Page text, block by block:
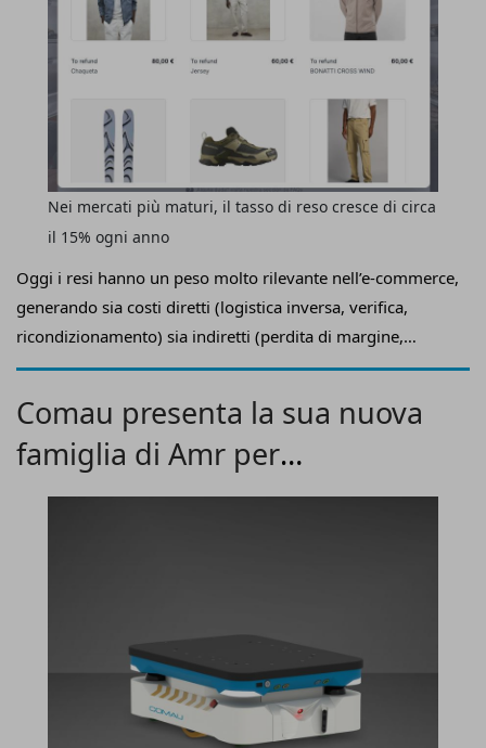
Oggi i resi hanno un peso molto rilevante nell’e-commerce,
generando sia costi diretti (logistica inversa, verifica,
ricondizionamento) sia indiretti (perdita di margine,
svalutazione del prodotto, impatto sull’esperienza cliente),
Valerio, founder & Coo diiF Returns, fa il punto della
situazione su questo tema e ci spiega come le soluzioni
Nei mercati più maturi, il tasso di reso cresce di circa
il 15% ogni anno
Comau presenta la sua nuova
famiglia di Amr per
l’intralogistica